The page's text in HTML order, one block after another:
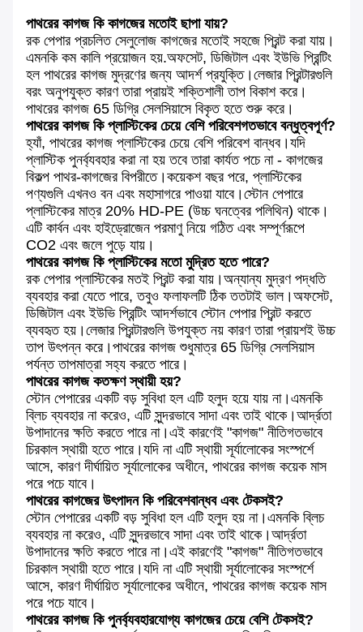
পাথরের কাগজ কি কাগজের মতোই ছাপা যায়?
রক পেপার প্রচলিত সেলুলোজ কাগজের মতোই সহজে প্রিন্ট করা যায়।
এমনকি কম কালি প্রয়োজন হয়.অফসেট, ডিজিটাল এবং ইউভি প্রিন্টিং
হল পাথরের কাগজ মুদ্রণের জন্য আদর্শ প্রযুক্তি।লেজার প্রিন্টারগুলি
বরং অনুপযুক্ত কারণ তারা প্রায়ই শক্তিশালী তাপ বিকাশ করে।
পাথরের কাগজ 65 ডিগ্রি সেলসিয়াসে বিকৃত হতে শুরু করে।
পাথরের কাগজ কি প্লাস্টিকের চেয়ে বেশি পরিবেশগতভাবে বন্ধুত্বপূর্ণ?
হ্যাঁ, পাথরের কাগজ প্লাস্টিকের চেয়ে বেশি পরিবেশ বান্ধব।যদি
প্লাস্টিক পুনর্ব্যবহার করা না হয় তবে তারা কার্যত পচে না - কাগজের
বিকল্প পাথর-কাগজের বিপরীতে।কয়েকশ বছর পরে, প্লাস্টিকের
পণ্যগুলি এখনও বন এবং মহাসাগরে পাওয়া যাবে।স্টোন পেপারে
প্লাস্টিকের মাত্র 20% HD-PE (উচ্চ ঘনত্বের পলিথিন) থাকে।
এটি কার্বন এবং হাইড্রোজেন পরমাণু নিয়ে গঠিত এবং সম্পূর্ণরূপে
CO2 এবং জলে পুড়ে যায়।
পাথরের কাগজ কি প্লাস্টিকের মতো মুদ্রিত হতে পারে?
রক পেপার প্লাস্টিকের মতই প্রিন্ট করা যায়।অন্যান্য মুদ্রণ পদ্ধতি
ব্যবহার করা যেতে পারে, তবুও ফলাফলটি ঠিক ততটাই ভাল।অফসেট,
ডিজিটাল এবং ইউভি প্রিন্টিং আদর্শভাবে স্টোন পেপার প্রিন্ট করতে
ব্যবহৃত হয়।লেজার প্রিন্টারগুলি উপযুক্ত নয় কারণ তারা প্রায়শই উচ্চ
তাপ উৎপন্ন করে।পাথরের কাগজ শুধুমাত্র 65 ডিগ্রি সেলসিয়াস
পর্যন্ত তাপমাত্রা সহ্য করতে পারে।
পাথরের কাগজ কতক্ষণ স্থায়ী হয়?
স্টোন পেপারের একটি বড় সুবিধা হল এটি হলুদ হয়ে যায় না।এমনকি
ব্লিচ ব্যবহার না করেও, এটি সুন্দরভাবে সাদা এবং তাই থাকে।আর্দ্রতা
উপাদানের ক্ষতি করতে পারে না।এই কারণেই "কাগজ" নীতিগতভাবে
চিরকাল স্থায়ী হতে পারে।যদি না এটি স্থায়ী সূর্যালোকের সংস্পর্শে
আসে, কারণ দীর্ঘায়িত সূর্যালোকের অধীনে, পাথরের কাগজ কয়েক মাস
পরে পচে যাবে।
পাথরের কাগজের উৎপাদন কি পরিবেশবান্ধব এবং টেকসই?
স্টোন পেপারের একটি বড় সুবিধা হল এটি হলুদ হয় না।এমনকি ব্লিচ
ব্যবহার না করেও, এটি সুন্দরভাবে সাদা এবং তাই থাকে।আর্দ্রতা
উপাদানের ক্ষতি করতে পারে না।এই কারণেই "কাগজ" নীতিগতভাবে
চিরকাল স্থায়ী হতে পারে।যদি না এটি স্থায়ী সূর্যালোকের সংস্পর্শে
আসে, কারণ দীর্ঘায়িত সূর্যালোকের অধীনে, পাথরের কাগজ কয়েক মাস
পরে পচে যাবে।
পাথরের কাগজ কি পুনর্ব্যবহারযোগ্য কাগজের চেয়ে বেশি টেকসই?